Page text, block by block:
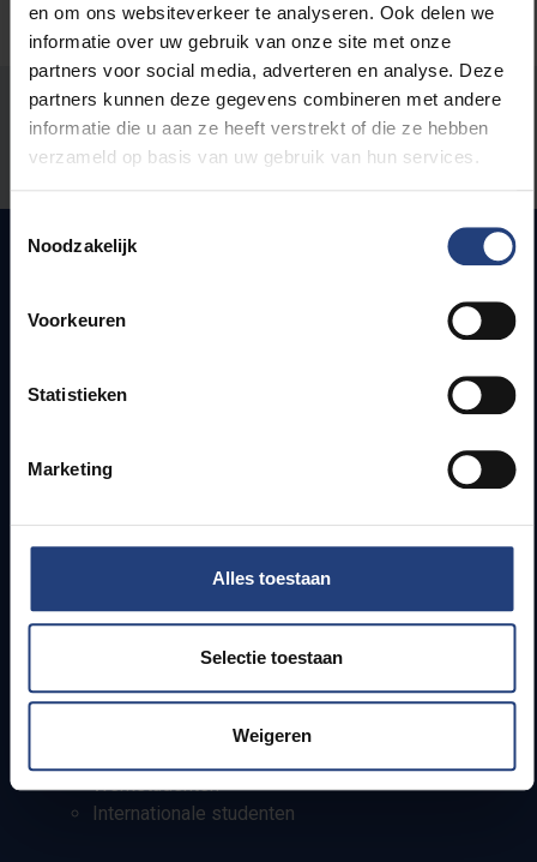
en om ons websiteverkeer te analyseren. Ook delen we
informatie over uw gebruik van onze site met onze
partners voor social media, adverteren en analyse. Deze
partners kunnen deze gegevens combineren met andere
informatie die u aan ze heeft verstrekt of die ze hebben
verzameld op basis van uw gebruik van hun services.
Noodzakelijk
Voorkeuren
Statistieken
Marketing
Alles toestaan
Selectie toestaan
Weigeren
Stond er een fout op deze pagina?
Laat het ons weten
Jobs
Onderzoeksgroepen
Personeel
Werkstudenten
Internationale studenten